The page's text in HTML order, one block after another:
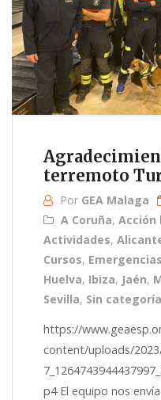
terremoto
Por GEA Malaga
A Coruña, Acción
Actividades,
Cursos, Emergencias
Huelva, Ibiza, Jaén,
Sevilla, Sin categoría
https://
content/uploads/
p4 El equipo nos